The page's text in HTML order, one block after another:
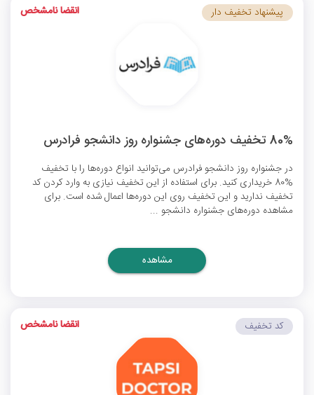
80% تخفیف دوره‌های جشنواره روز دانشجو فرادرس
در جشنواره روز دانشجو فرادرس می‌توانید انواع دوره‌ها را با تخفیف
%80 خریداری کنید. برای استفاده از این تخفیف نیازی به وارد کردن کد
تخفیف ندارید و این تخفیف روی این دوره‌ها اعمال شده است. برای
مشاهده دوره‌های جشنواره دانشجو ...
پیشنهاد تخفیف دار انقضا نامشخص
مشاهده
کد تخفیف انقضا نامشخص